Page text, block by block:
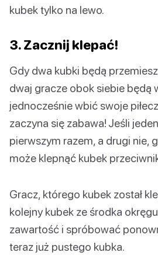
kubek tylko na lewo.
3. Zacznij klepać!
Gdy dwa kubki będą
dwaj gracze obok siebie będą
jednocześnie wbić swoje
zaczyna się zabawa! Jeśli
pierwszym razem, a drugi nie,
może klepnąć kubek
Gracz, którego kubek został
kolejny kubek ze środka
zawartość i spróbować
teraz już pustego kubka.